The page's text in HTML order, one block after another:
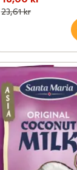
23,61 kr